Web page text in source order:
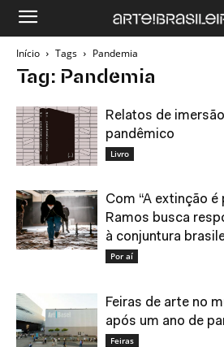
Início Tags Pandemia
Tag: Pandemia
Relatos de imersão
pandêmico
Livro
Com “A extinção é
Ramos busca
à conjuntura
Por aí
Feiras de arte no
após um ano de
Feiras